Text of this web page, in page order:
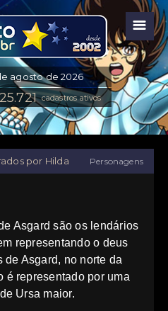
☰
cadastros ativos
por Hilda Personagens
Asgard são os lendários
representando o deus
Asgard, no norte da
é representado por uma
Ursa maior.